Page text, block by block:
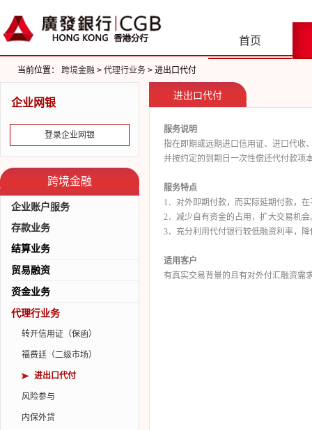
首页
当前位置： 跨境金融 > 代理行业务 > 进出口代付
企业网银
登录企业网银
跨境金融
企业账户服务
存款业务
结算业务
出口跟单托收
出口信用证
进口代收
进口信用证
信用证通知
信用证转让
汇入汇款
汇出汇款
贸易融资
福费廷
进口押汇
出口贴现
资金业务
即期外汇买卖
远期外汇买卖
掉期外汇买卖
外汇期权
人民币无本金交割远期...
利率掉期
代理行业务
转开信用证（保函）
福费廷（二级市场）
进出口代付
风险参与
内保外贷
进出口代付
服务说明
指在即期或远期进口信用证、进口代收
并按约定的到期日一次性偿还代付款项
服务特点
1 ．对外即期付款，而实际延期付款，
2．减少自有资金的占用，扩大交易机会
3．充分利用代付银行较低融资利率，
适用客户
有真实交易背景的且有对外付汇融资需